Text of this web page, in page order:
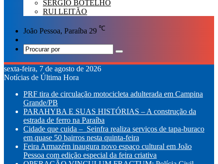
SÉRGIO BOTELHO
RUI LEITÃO
João Pessoa, Paraíba 29 ℃
skin
Procurar
por
sexta-feira, 7 de agosto de 2026
Notícias de Última Hora
PRF tira de circulação motocicleta adulterada em Campina
Grande/PB
PARAHYBA E SUAS HISTÓRIAS – A construção da
estrada de ferro na Paraíba
Cidade que cuida – Seinfra realiza serviços de tapa-buraco
em quase 50 bairros nesta quinta-feira
Feira Armazém inaugura novo espaço cultural em João
Pessoa com edição especial da feira criativa